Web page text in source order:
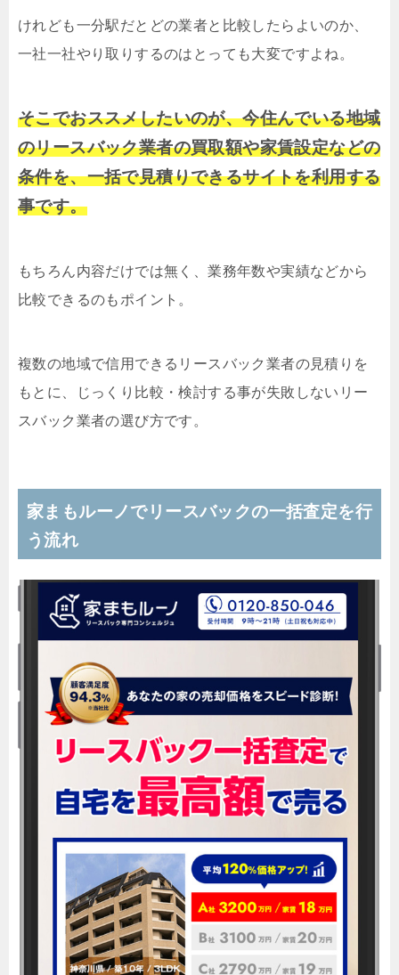
けれども一分駅だとどの業者と比較したらよいのか、
一社一社やり取りするのはとっても大変ですよね。
そこでおススメしたいのが、今住んでいる地域
のリースバック業者の買取額や家賃設定などの
条件を、一括で見積りできるサイトを利用する
事です。
もちろん内容だけでは無く、業務年数や実績などから
比較できるのもポイント。
複数の地域で信用できるリースバック業者の見積りを
もとに、じっくり比較・検討する事が失敗しないリー
スバック業者の選び方です。
家まもルーノでリースバックの一括査定を行
う流れ